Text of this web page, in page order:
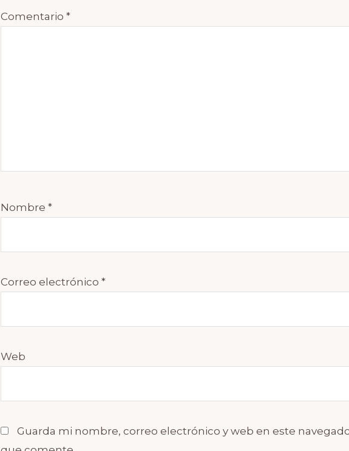
Comentario *
Nombre *
Correo electrónico *
Web
Guarda mi nombre, correo electrónico y web en este